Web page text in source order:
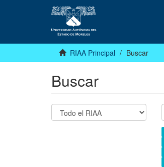
RIAA Principal Buscar
Buscar